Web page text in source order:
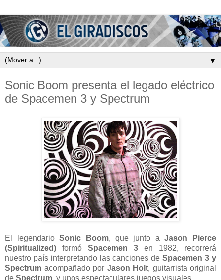
▼
Sonic Boom presenta el legado eléctrico
de Spacemen 3 y Spectrum
El legendarioSonic Boom, que junto aJason Pierce
(Spiritualized) formó Spacemen 3 en 1982, recorrerá
nuestro país interpretando las canciones de Spacemen 3 y
Spectrum acompañado por Jason Holt, guitarrista original
de Spectrum, y unos espectaculares juegos visuales.